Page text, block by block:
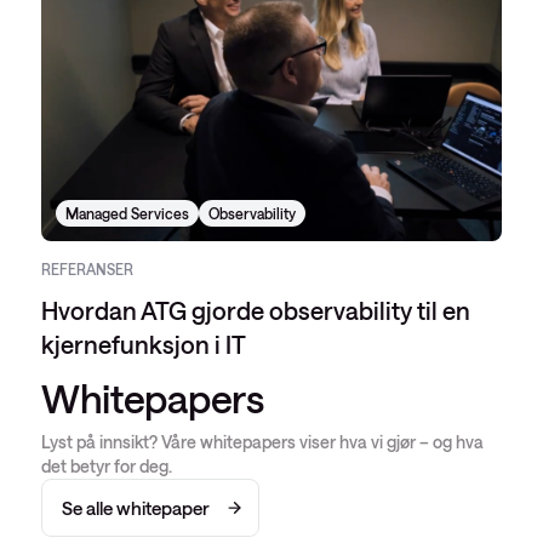
Managed Services Observability
REFERANSER
Hvordan ATG gjorde observability til en
kjernefunksjon i IT
Whitepapers
Lyst på innsikt? Våre whitepapers viser hva vi gjør – og hva
det betyr for deg.
Se alle whitepaper